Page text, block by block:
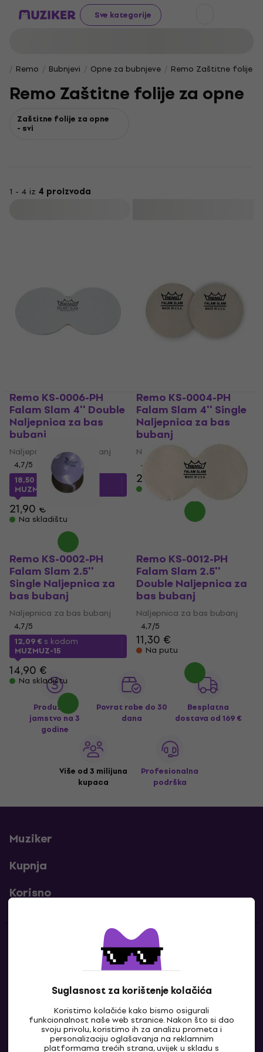
Sve kategorije
Suglasnost za korištenje kolačića
Koristimo kolačiće kako bismo osigurali
funkcionalnost naše web stranice. Nakon što si dao
svoju privolu, koristimo ih za analizu prometa i
personalizaciju oglašavanja na reklamnim
platformama trećih strana, uvijek u skladu s
Remo Bubnjevi Opne za bubnjeve Remo Zaštitne folije
Remo Zaštitne folije za opne
Zaštitne folije za opne
- svi
1 - 4 iz 4 proizvoda
Remo KS-0006-PH
Falam Slam 4'' Double
Naljepnica za bas
bubanj
Naljepnica za bas bubanj
4,7/5
18,50 €
s kodom
MUZMUZ-15
21,90 €
Na skladištu
Remo KS-0004-PH
Falam Slam 4'' Single
Naljepnica za bas
bubanj
Naljepnica za bas bubanj
4,7
21,90 €
Na skladištu
Remo KS-0002-PH
Falam Slam 2.5''
Single Naljepnica za
bas bubanj
Naljepnica za bas bubanj
4,7/5
12,09 € s kodom
MUZMUZ-15
14,90 €
Na skladištu
Remo KS-0012-PH
Falam Slam 2.5''
Double Naljepnica za
bas bubanj
Naljepnica za bas bubanj
4,7/5
11,30 €
Na putu
Produženo
jamstvo na 3
godine
Povrat robe do 30
dana
Besplatna
dostava od 169 €
Više od 3 milijuna
kupaca
Profesionalna
podrška
Muziker
Kupnja
Korisno
Kontakti
Javi nam se